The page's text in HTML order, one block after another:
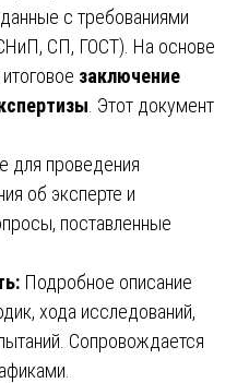
с требованиями
СП, ГОСТ). На основе
заключение
. Этот документ
для проведения
об эксперте и
поставленные
Подробное описание
хода исследований,
Сопровождается